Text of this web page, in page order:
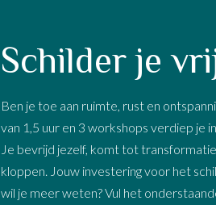
Schilder je
Ben je toe aan ruimte, rust en
van 1,5 uur en 3 workshops verdiep je
Je bevrijd jezelf, komt tot
kloppen. Jouw investering voor het
wil je meer weten? Vul het